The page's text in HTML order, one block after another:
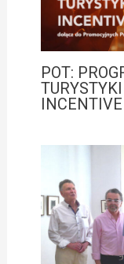
POT: